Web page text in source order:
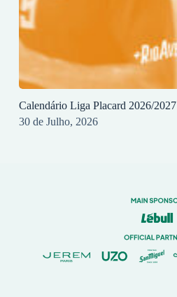
Calendário Liga Placard 2026/2027
30 de Julho, 2026